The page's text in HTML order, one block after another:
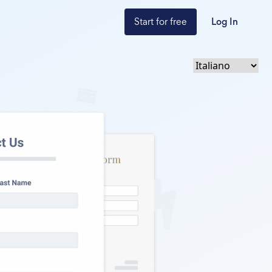
Start for free Log In